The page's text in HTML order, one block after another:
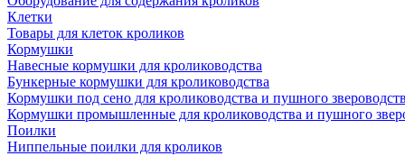
Клетки
Товары для клеток кроликов
Кормушки
Навесные кормушки для кролиководства
Бункерные кормушки для кролиководства
Кормушки под сено для кролиководства и пушного
Кормушки промышленные для кролиководства и пушного
Поилки
Ниппельные поилки для кроликов